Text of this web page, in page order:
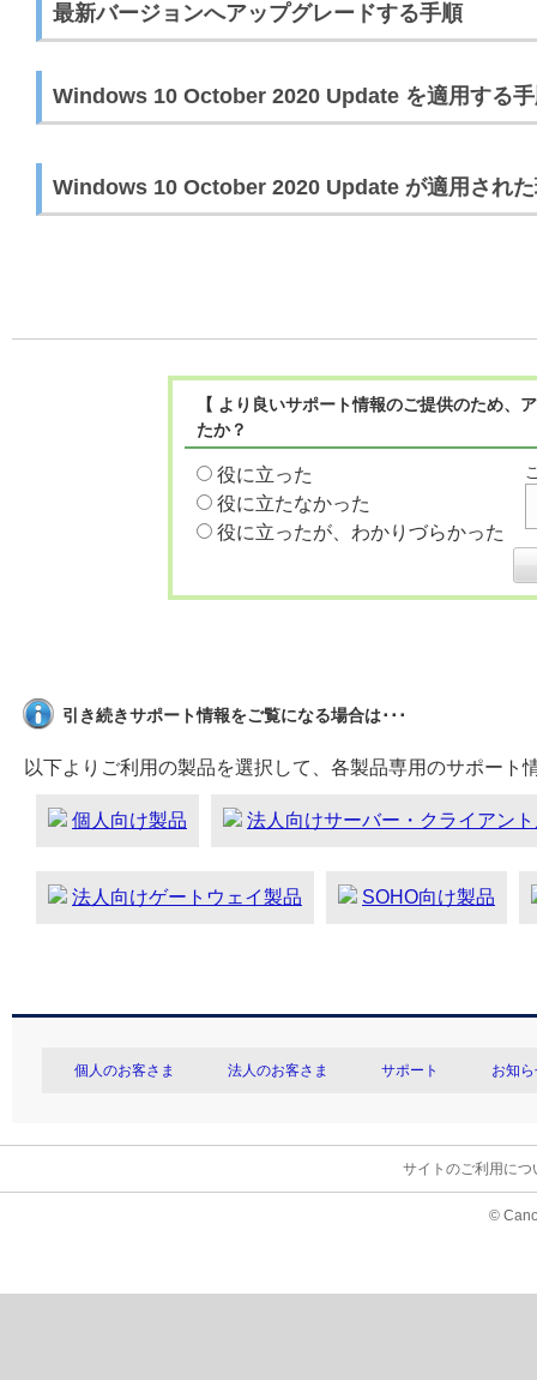
最新バージョンへアップグレードする手順
Windows 10 October 2020 Update を適用する
Windows 10 October 2020 Update が適用され
【 より良いサポート情報のご提供のため
たか？
役に立った
役に立たなかった
役に立ったが、わかりづらかった
引き続きサポート情報をご覧になる場合は･･･
以下よりご利用の製品を選択して、各製品専用のサポート
個人向け製品 法人向けサーバー・クライアン
法人向けゲートウェイ製品 SOHO向け製品
個人のお客さま 法人のお客さま サポート お知
サイトのご利用につ
©